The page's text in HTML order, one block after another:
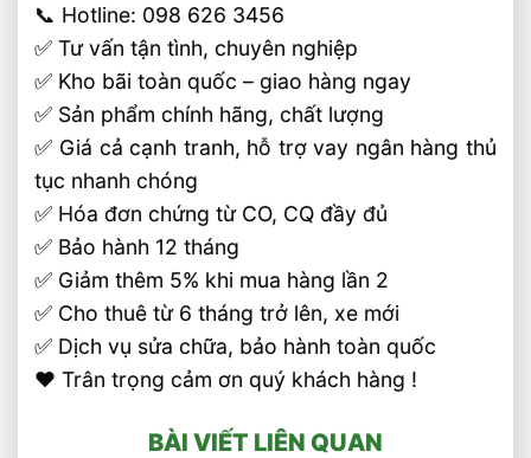
📞 Hotline: 098 626 3456
✅ Tư vấn tận tình, chuyên nghiệp
✅ Kho bãi toàn quốc – giao hàng ngay
✅ Sản phẩm chính hãng, chất lượng
✅ Giá cả cạnh tranh, hỗ trợ vay ngân hàng thủ
tục nhanh chóng
✅ Hóa đơn chứng từ CO, CQ đầy đủ
✅ Bảo hành 12 tháng
✅ Giảm thêm 5% khi mua hàng lần 2
✅ Cho thuê từ 6 tháng trở lên, xe mới
✅ Dịch vụ sửa chữa, bảo hành toàn quốc
❤️ Trân trọng cảm ơn quý khách hàng !
BÀI VIẾT LIÊN QUAN